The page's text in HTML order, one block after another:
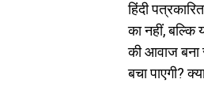
हिंदी
का नहीं, बल्कि
की आवाज बना
बचा पाएगी?